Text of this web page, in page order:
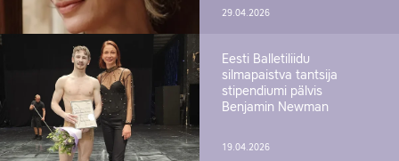
29.04.2026
Eesti Balletiliidu
silmapaistva tantsija
stipendiumi pälvis
Benjamin Newman
19.04.2026